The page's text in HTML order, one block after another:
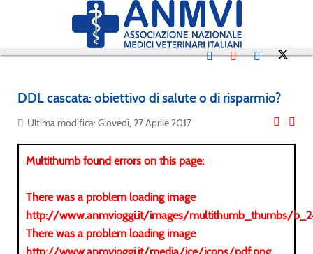
DDL cascata: obiettivo di salute o di risparmio?
Ultima modifica: Giovedì, 27 Aprile 2017
Multithumb found errors on this page:
There was a problem loading image
http://www.anmvioggi.it/images/multithumb_thumbs/
There was a problem loading image